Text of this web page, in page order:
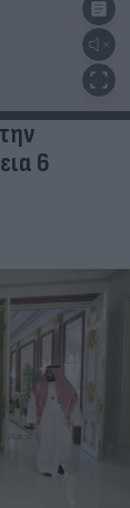
6